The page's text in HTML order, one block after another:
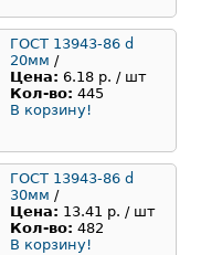
ГОСТ 13943-86 d
20мм /
Цена: 6.18 р. / шт
Кол-во: 445
В корзину!
ГОСТ 13943-86 d
30мм /
Цена: 13.41 р. / шт
Кол-во: 482
В корзину!